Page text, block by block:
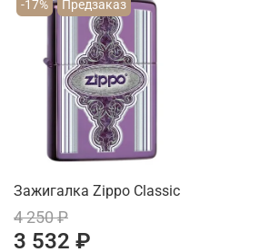
-17% Предзаказ
Зажигалка Zippo Classic
4 250 ₽
3 532 ₽